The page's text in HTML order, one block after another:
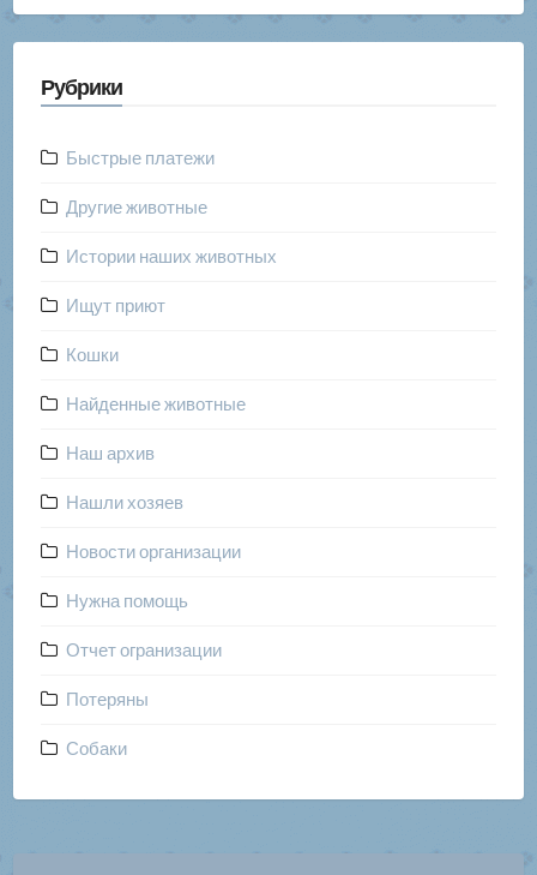
Рубрики
Быстрые платежи
Другие животные
Истории наших животных
Ищут приют
Кошки
Найденные животные
Наш архив
Нашли хозяев
Новости организации
Нужна помощь
Отчет огранизации
Потеряны
Собаки